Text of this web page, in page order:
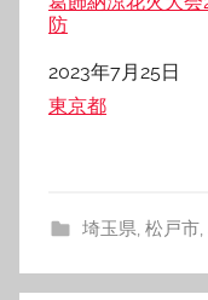
防
日付
2023年7月25日
関連理由
東京都
埼玉県, 松戸市,